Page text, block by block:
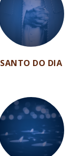
SANTO DO DIA